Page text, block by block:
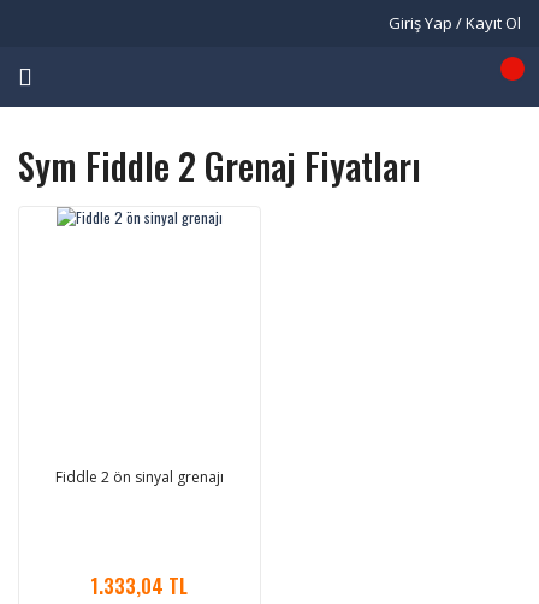
Giriş Yap / Kayıt Ol
Sym Fiddle 2 Grenaj Fiyatları
Fiddle 2 ön sinyal grenajı
1.333,04 TL